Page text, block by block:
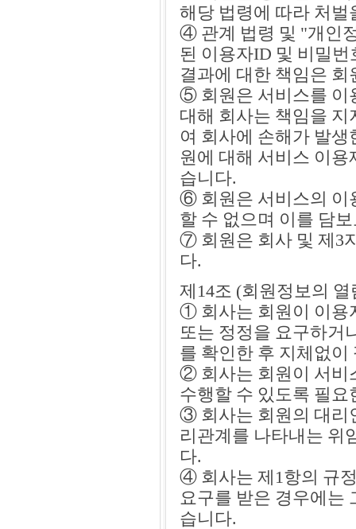
해당 법령에 따라 처벌
④ 관계 법령 및 "개인
된 이용자ID 및 비밀
결과에 대한 책임은
⑤ 회원은 서비스를 이
대해 회사는 책임을
여 회사에 손해가 발
원에 대해 서비스 이
습니다.
⑥ 회원은 서비스의 이
할 수 없으며 이를 담
⑦ 회원은 회사 및 제3
다.
제14조 (회원정보의
① 회사는 회원이 이용
또는 정정을 요구하거
를 확인한 후 지체없
② 회사는 회원이 서비
수행할 수 있도록 필
③ 회사는 회원의 대리
리관계를 나타내는 위
다.
④ 회사는 제1항의 규
요구를 받은 경우에는
습니다.